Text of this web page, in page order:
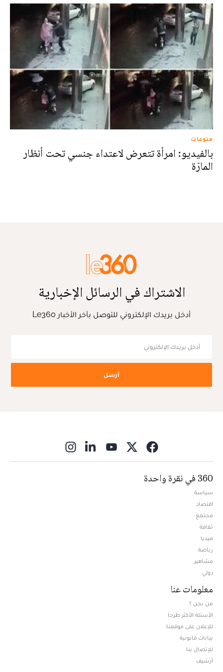
منوعات
بالفيديو: امرأة تتعرض لاعتداء جنسي تحت أنظار
المارّة
الاشتراك في الرسائل الإخبارية
أدخل بريدك الإلكتروني للتوصل بآخر الأخبار Le360
أرسل
360 في نقرة واحدة
سياسة
اقتصاد
مجتمع
ثقافة
ميديا
رياضة
مشاهير
دولي
معلومات عنا
من نحن ؟
الأسئلة الأكثر طرحا
للإعلان على موقعنا
بيانات قانونية
للإتصال بنا
أرشيف